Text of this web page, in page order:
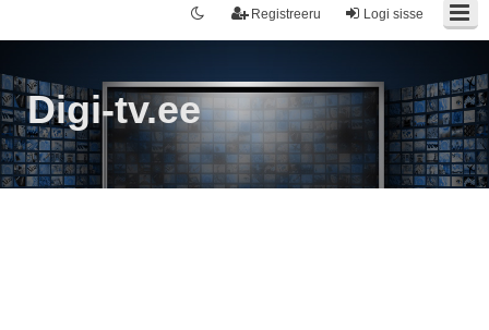
Logi sisse
Registreeru
Digi-tv.ee